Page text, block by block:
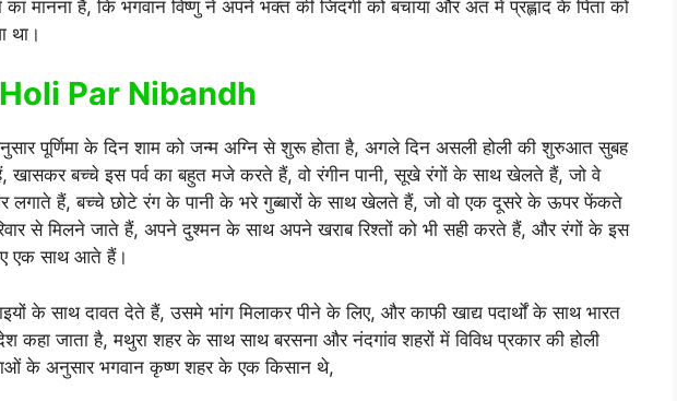
का मानना है, कि भगवान विष्णु ने अपने भक्त की जिंदगी को बचाया और अंत में प्रह्लाद के पिता को
था।
Holi Par Nibandh
पूर्णिमा के दिन शाम को जन्म अग्नि से शुरू होता है, अगले दिन असली होली की शुरुआत सुबह
खासकर बच्चे इस पर्व का बहुत मजे करते हैं, वो रंगीन पानी, सूखे रंगों के साथ खेलते हैं, जो वे
पर लगाते हैं, बच्चे छोटे रंग के पानी के भरे गुब्बारों के साथ खेलते हैं, जो वो एक दूसरे के ऊपर फेंकते
से मिलने जाते हैं, अपने दुश्मन के साथ अपने खराब रिश्तों को भी सही करते हैं, और रंगों के इस
एक साथ आते हैं।
के साथ दावत देते हैं, उसमे भांग मिलाकर पीने के लिए, और काफी खाद्य पदार्थों के साथ भारत
कहा जाता है, मथुरा शहर के साथ साथ बरसना और नंदगांव शहरों में विविध प्रकार की होली
के अनुसार भगवान कृष्ण शहर के एक किसान थे,